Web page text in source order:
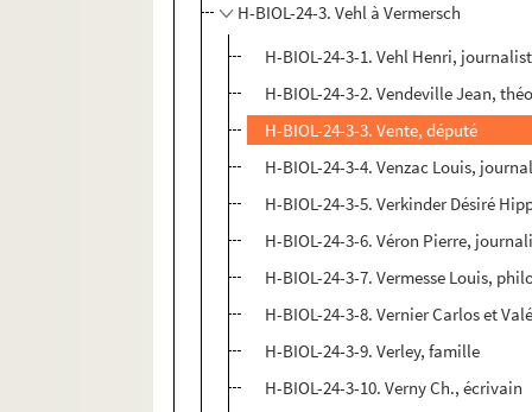
H-BIOL-24-3. Vehl à Vermersch
H-BIOL-24-3-1. Vehl Henri,
H-BIOL-24-3-2. Vendeville Jean,
H-BIOL-24-3-3. Vente, député
H-BIOL-24-3-4. Venzac Louis,
H-BIOL-24-3-5. Verkinder Désiré
H-BIOL-24-3-6. Véron Pierre,
H-BIOL-24-3-7. Vermesse Louis,
H-BIOL-24-3-8. Vernier Carlos et
H-BIOL-24-3-9. Verley, famille
H-BIOL-24-3-10. Verny Ch., écrivain